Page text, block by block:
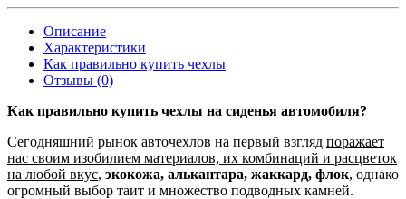
Описание
Характеристики
Как правильно купить чехлы
Отзывы (0)
Как правильно купить чехлы на сиденья автомобиля?
Сегодняшний рынок авточехлов на первый взгляд поражает
нас своим изобилием материалов, их комбинаций и расцветок
на любой вкус, экокожа, алькантара, жаккард, флок, однако
огромный выбор таит и множество подводных камней.